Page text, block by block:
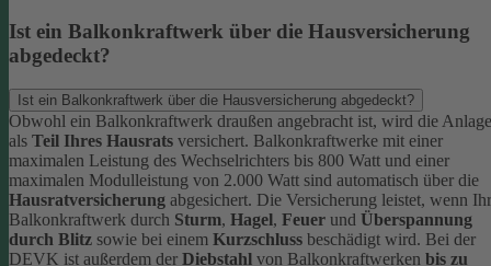
Ist ein Balkonkraftwerk über die Hausversicherung
abgedeckt?
Ist ein Balkonkraftwerk über die Hausversicherung abgedeckt?
Obwohl ein Balkonkraftwerk draußen angebracht ist, wird die Anlage
als Teil Ihres Hausrats versichert. Balkonkraftwerke mit einer
maximalen Leistung des Wechselrichters bis 800 Watt und einer
maximalen Modulleistung von 2.000 Watt sind automatisch über die
Hausratversicherung abgesichert. Die Versicherung leistet, wenn Ihr
Balkonkraftwerk durch Sturm, Hagel, Feuer und Überspannung
durch Blitz sowie bei einem Kurzschluss beschädigt wird. Bei der
DEVK ist außerdem der Diebstahl von Balkonkraftwerken bis zu